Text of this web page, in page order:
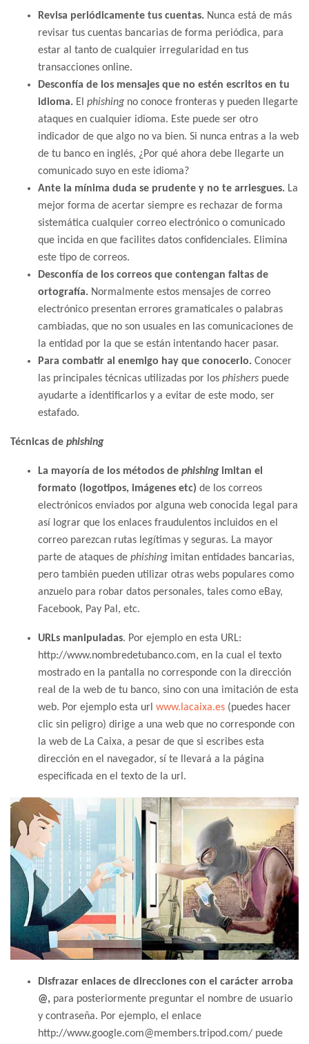
Revisa periódicamente tus cuentas. Nunca está de más
revisar tus cuentas bancarias de forma periódica, para
estar al tanto de cualquier irregularidad en tus
transacciones online.
Desconfía de los mensajes que no estén escritos en tu
idioma. El phishing no conoce fronteras y pueden llegarte
ataques en cualquier idioma. Este puede ser otro
indicador de que algo no va bien. Si nunca entras a la web
de tu banco en inglés, ¿Por qué ahora debe llegarte un
comunicado suyo en este idioma?
Ante la mínima duda se prudente y no te arriesgues. La
mejor forma de acertar siempre es rechazar de forma
sistemática cualquier correo electrónico o comunicado
que incida en que facilites datos confidenciales. Elimina
este tipo de correos.
Desconfía de los correos que contengan faltas de
ortografía. Normalmente estos mensajes de correo
electrónico presentan errores gramaticales o palabras
cambiadas, que no son usuales en las comunicaciones de
la entidad por la que se están intentando hacer pasar.
Para combatir al enemigo hay que conocerlo. Conocer
las principales técnicas utilizadas por los phishers puede
ayudarte a identificarlos y a evitar de este modo, ser
estafado.
Técnicas de phishing
La mayoría de los métodos de phishingimitan el
formato (logotipos, imágenes etc) de los correos
electrónicos enviados por alguna web conocida legal para
así lograr que los enlaces fraudulentos incluidos en el
correo parezcan rutas legítimas y seguras. La mayor
parte de ataques de phishing imitan entidades bancarias,
pero también pueden utilizar otras webs populares como
anzuelo para robar datos personales, tales como eBay,
Facebook, Pay Pal, etc.
URLs manipuladas. Por ejemplo en esta URL:
http://www.nombredetubanco.com, en la cual el texto
mostrado en la pantalla no corresponde con la dirección
real de la web de tu banco, sino con una imitación de esta
web. Por ejemplo esta url www.lacaixa.es (puedes hacer
clic sin peligro) dirige a una web que no corresponde con
la web de La Caixa, a pesar de que si escribes esta
dirección en el navegador, sí te llevará a la página
especificada en el texto de la url.
Disfrazar enlaces de direcciones con el carácter arroba
@, para posteriormente preguntar el nombre de usuario
y contraseña. Por ejemplo, el enlace
http://www.google.com@members.tripod.com/ puede